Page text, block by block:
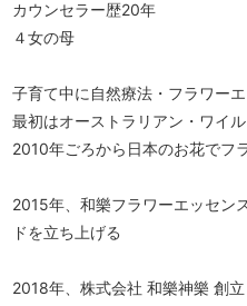
カウンセラー歴20年
４女の母
子育て中に自然療法・フラワー
最初はオーストラリアン・ワイ
2010年ごろから日本のお花でフ
2015年、和樂フラワーエッセン
ドを立ち上げる
2018年、株式会社 和樂神樂 創立